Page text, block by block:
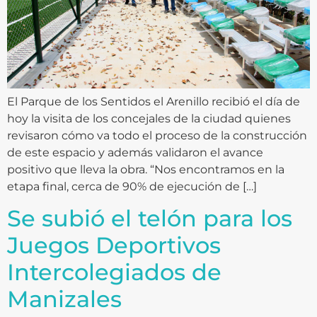
El Parque de los Sentidos el Arenillo recibió el día de
hoy la visita de los concejales de la ciudad quienes
revisaron cómo va todo el proceso de la construcción
de este espacio y además validaron el avance
positivo que lleva la obra. “Nos encontramos en la
etapa final, cerca de 90% de ejecución de […]
Se subió el telón para los
Juegos Deportivos
Intercolegiados de
Manizales